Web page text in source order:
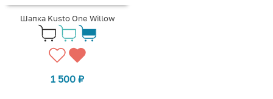
Шапка Kusto One Willow
1 500 ₽